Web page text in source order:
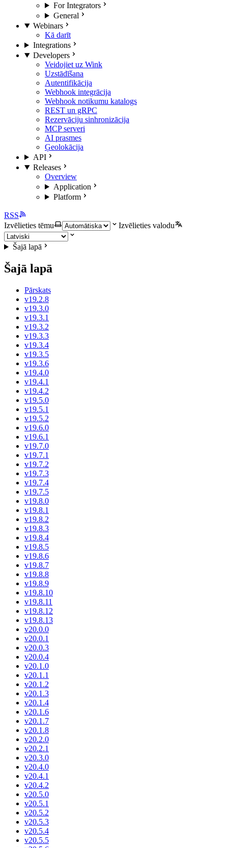
For Integrators
General
Webinars
Kā darīt
Integrations
Developers
Veidojiet uz Wink
Uzstādīšana
Autentifikācija
Webhook integrācija
Webhook notikumu katalogs
REST un gRPC
Rezervāciju sinhronizācija
MCP serveri
AI prasmes
Ģeolokācija
API
Releases
Overview
Application
Platform
RSS
Izvēlieties tēmu
Izvēlieties valodu
Šajā lapā
Šajā lapā
Pārskats
v19.2.8
v19.3.0
v19.3.1
v19.3.2
v19.3.3
v19.3.4
v19.3.5
v19.3.6
v19.4.0
v19.4.1
v19.4.2
v19.5.0
v19.5.1
v19.5.2
v19.6.0
v19.6.1
v19.7.0
v19.7.1
v19.7.2
v19.7.3
v19.7.4
v19.7.5
v19.8.0
v19.8.1
v19.8.2
v19.8.3
v19.8.4
v19.8.5
v19.8.6
v19.8.7
v19.8.8
v19.8.9
v19.8.10
v19.8.11
v19.8.12
v19.8.13
v20.0.0
v20.0.1
v20.0.3
v20.0.4
v20.1.0
v20.1.1
v20.1.2
v20.1.3
v20.1.4
v20.1.6
v20.1.7
v20.1.8
v20.2.0
v20.2.1
v20.3.0
v20.4.0
v20.4.1
v20.4.2
v20.5.0
v20.5.1
v20.5.2
v20.5.3
v20.5.4
v20.5.5